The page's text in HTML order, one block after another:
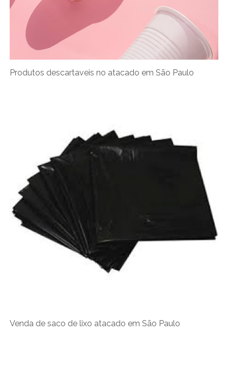
Produtos descartaveis no atacado em São Paulo
Venda de saco de lixo atacado em São Paulo